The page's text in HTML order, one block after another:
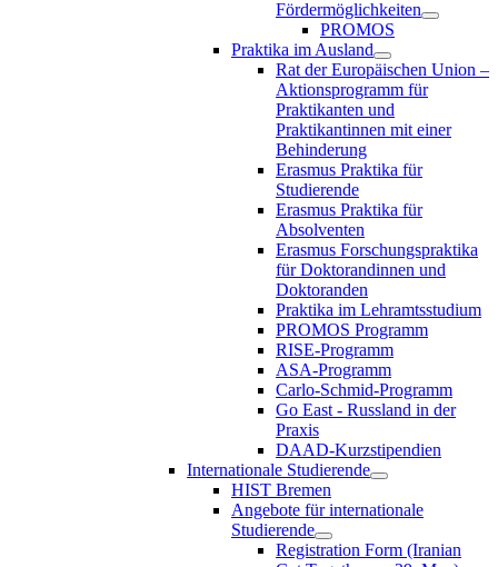
Fördermöglichkeiten
PROMOS
Praktika im Ausland
Rat der Europäischen Union –
Aktionsprogramm für
Praktikanten und
Praktikantinnen mit einer
Behinderung
Erasmus Praktika für
Studierende
Erasmus Praktika für
Absolventen
Erasmus Forschungspraktika
für Doktorandinnen und
Doktoranden
Praktika im Lehramtsstudium
PROMOS Programm
RISE-Programm
ASA-Programm
Carlo-Schmid-Programm
Go East - Russland in der
Praxis
DAAD-Kurzstipendien
Internationale Studierende
HIST Bremen
Angebote für internationale
Studierende
Registration Form (Iranian